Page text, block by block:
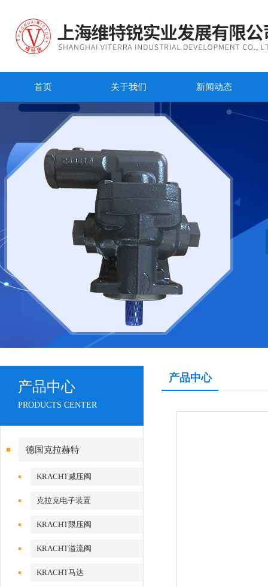
首页 关于我们 新闻动态
产品中心
PRODUCTS CENTER
德国克拉赫特
KRACHT减压阀
克拉克电子装置
KRACHT限压阀
KRACHT溢流阀
KRACHT马达
产品中心